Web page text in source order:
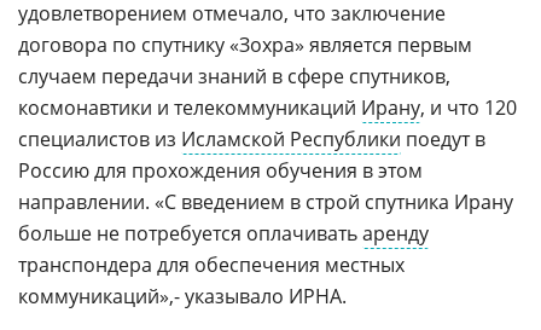
удовлетворением отмечало, что заключение
договора по спутнику «Зохра» является первым
случаем передачи знаний в сфере спутников,
космонавтики и телекоммуникаций Ирану, и что 120
специалистов из Исламской Республики поедут в
Россию для прохождения обучения в этом
направлении. «С введением в строй спутника Ирану
больше не потребуется оплачиватьаренду
транспондера для обеспечения местных
коммуникаций»,- указывало ИРНА.